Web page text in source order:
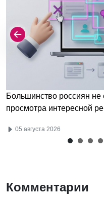
Большинство россиян
просмотра интересной
05 августа 2026
Комментарии